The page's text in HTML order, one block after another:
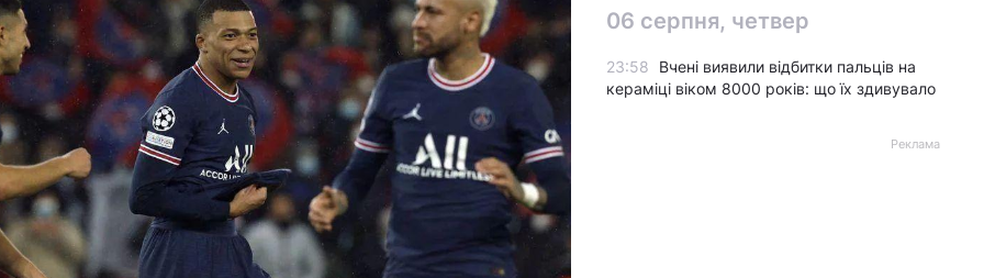
06 серпня, четвер
23:58
Вчені виявили відбитки пальців на
кераміці віком 8000 років: що їх здивувало
Реклама